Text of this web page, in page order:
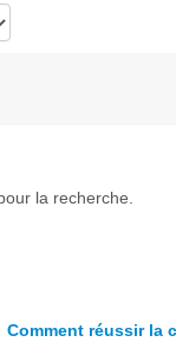
la recherche.
Comment réussir la